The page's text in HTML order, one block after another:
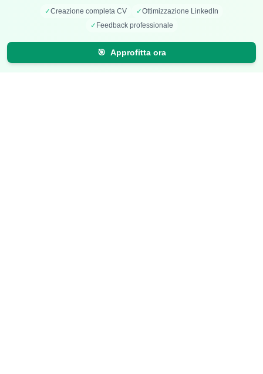
✓Creazione completa CV ✓Ottimizzazione LinkedIn
✓ Feedback professionale
🎯 Approfitta ora
Mappa Stipendi Italia
Calcolatori